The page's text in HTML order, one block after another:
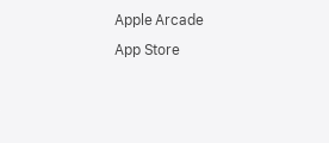
Apple Arcade
App Store